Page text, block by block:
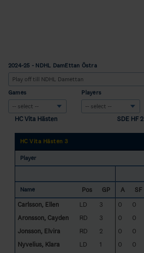
2024-25 - NDHL DamEttan Östra
Games Players
HC Vita Hästen SDE HF 2
HC Vita Hästen 3
Player
Name Pos GP A SF
Carlsson, Ellen
LD 3 0 0
Aronsson, Cayden
RD 3 0 0
Jonsson, Elvira
RD 2 0 0
Nyvelius, Klara
LD 1 0 0